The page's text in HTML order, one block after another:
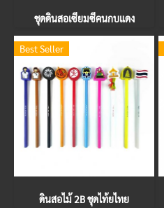
ชุดดินสอเซียมซีคนกบแดง
Best Seller
ดินสอไม้ 2B ชุดไท้ยไทย